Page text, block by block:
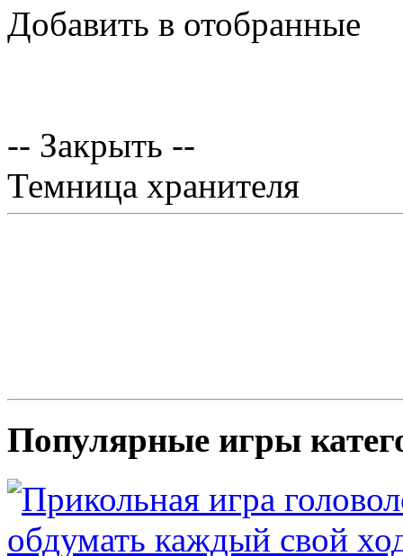
Добавить в отобранные
-- Закрыть --
Темница хранителя
Популярные игры